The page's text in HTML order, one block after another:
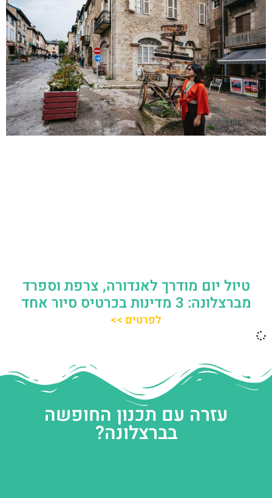
טיול יום מודרך לאנדורה, צרפת וספרד
מברצלונה: 3 מדינות בכרטיס סיור אחד
לפרטים >>
עזרה עם תכנון החופשה
בברצלונה?